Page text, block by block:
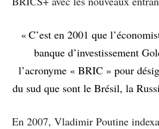
« C’est en 2001 que
banque d’investissement
l’acronyme « BRIC » pour
du sud que sont le Brésil, la
En 2007, Vladimir Poutine